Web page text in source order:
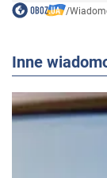
/
Inne